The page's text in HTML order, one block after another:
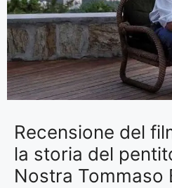
Recensione del
la storia del
Nostra Tommaso